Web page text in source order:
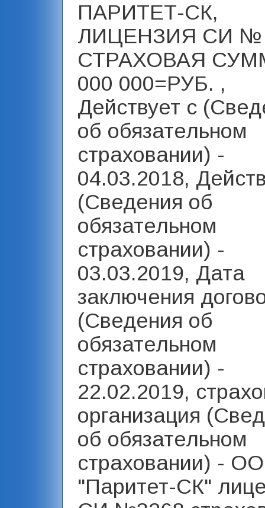
ПАРИТЕТ-СК,
ЛИЦЕНЗИЯ СИ №
СТРАХОВАЯ
000 000=РУБ. ,
Действует с
об обязательном
страховании) -
04.03.2018,
(Сведения об
обязательном
страховании) -
03.03.2019, Дата
заключения
(Сведения об
обязательном
страховании) -
22.02.2019,
организация
об обязательном
страховании) -
"Паритет-СК"